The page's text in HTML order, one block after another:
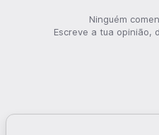
Ninguém
Escreve a tua opinião,